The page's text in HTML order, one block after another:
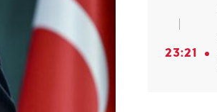
23:21